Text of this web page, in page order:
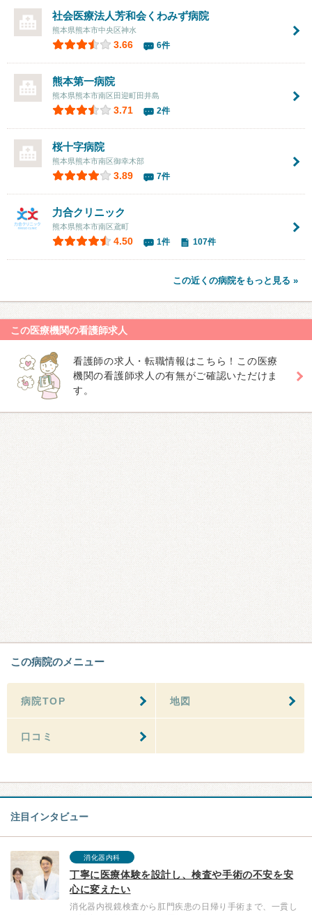
社会医療法人芳和会くわみず病院
熊本県熊本市中央区神水
3.66 6件
熊本第一病院
熊本県熊本市南区田迎町田井島
3.71 2件
桜十字病院
熊本県熊本市南区御幸木部
3.89 7件
力合クリニック
熊本県熊本市南区鳶町
4.50 1件 107件
この近くの病院をもっと見る »
この医療機関の看護師求人
看護師の求人・転職情報はこちら！この医療
機関の看護師求人の有無がご確認いただけま
す。
この病院のメニュー
病院TOP 地図
口コミ
注目インタビュー
消化器内科
丁寧に医療体験を設計し、検査や手術の不安を安
心に変えたい
消化器内視鏡検査から肛門疾患の日帰り手術まで、一貫し